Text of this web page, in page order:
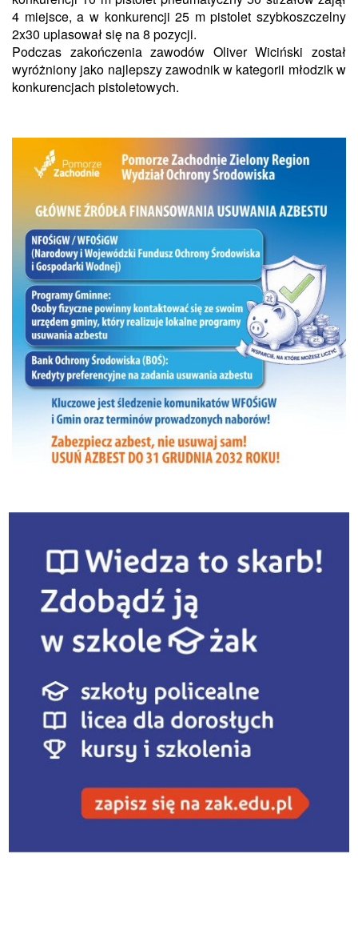
4 miejsce, a w konkurencji 25 m pistolet szybkoszczelny
2x30 uplasował się na 8 pozycji.
Podczas zakończenia zawodów Oliver Wiciński został
wyróżniony jako najlepszy zawodnik w kategorii młodzik w
konkurencjach pistoletowych.